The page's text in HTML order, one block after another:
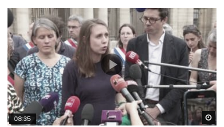
08:35